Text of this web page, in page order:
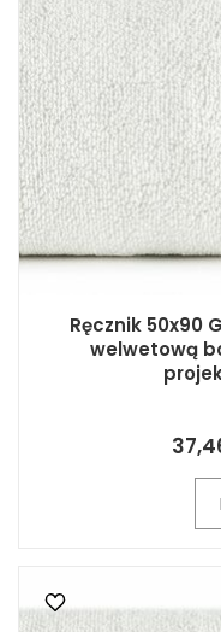
Ręcznik 50x90
welwetową